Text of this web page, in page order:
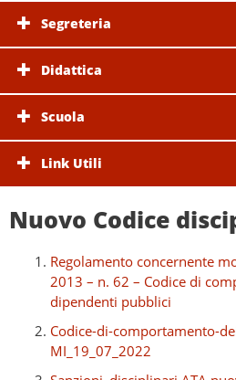
Segreteria
Didattica
Scuola
Link Utili
Nuovo Codice
Regolamento concernente
2013 – n. 62 – Codice di
dipendenti pubblici
Codice-di-comportamento-
MI_19_07_2022